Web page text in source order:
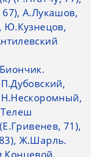
А.Лукашов,
Ю.Кузнецов,
71),
Ж.Шарль.